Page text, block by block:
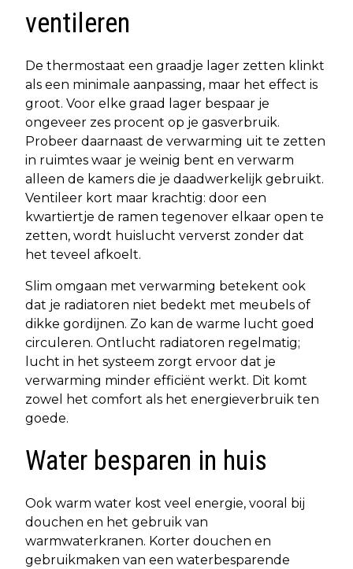
ventileren
De thermostaat een graadje lager zetten klinkt
als een minimale aanpassing, maar het effect is
groot. Voor elke graad lager bespaar je
ongeveer zes procent op je gasverbruik.
Probeer daarnaast de verwarming uit te zetten
in ruimtes waar je weinig bent en verwarm
alleen de kamers die je daadwerkelijk gebruikt.
Ventileer kort maar krachtig: door een
kwartiertje de ramen tegenover elkaar open te
zetten, wordt huislucht ververst zonder dat
het teveel afkoelt.
Slim omgaan met verwarming betekent ook
dat je radiatoren niet bedekt met meubels of
dikke gordijnen. Zo kan de warme lucht goed
circuleren. Ontlucht radiatoren regelmatig;
lucht in het systeem zorgt ervoor dat je
verwarming minder efficiënt werkt. Dit komt
zowel het comfort als het energieverbruik ten
goede.
Water besparen in huis
Ook warm water kost veel energie, vooral bij
douchen en het gebruik van
warmwaterkranen. Korter douchen en
gebruikmaken van een waterbesparende